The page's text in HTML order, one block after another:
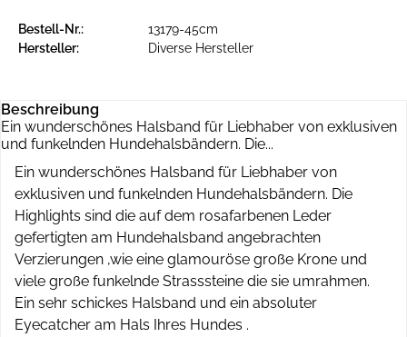
Bestell-Nr.:
13179-45cm
Hersteller:
Diverse Hersteller
Beschreibung
Ein wunderschönes Halsband für Liebhaber von exklusiven
und funkelnden Hundehalsbändern. Die...
Ein wunderschönes Halsband für Liebhaber von
exklusiven und funkelnden Hundehalsbändern. Die
Highlights sind die auf dem rosafarbenen Leder
gefertigten am Hundehalsband angebrachten
Verzierungen ,wie eine glamouröse große Krone und
viele große funkelnde Strasssteine die sie umrahmen.
Ein sehr schickes Halsband und ein absoluter
Eyecatcher am Hals Ihres Hundes .